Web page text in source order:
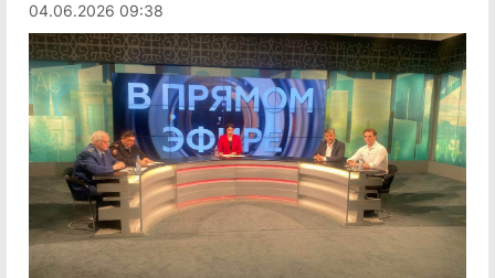
04.06.2026 09:38